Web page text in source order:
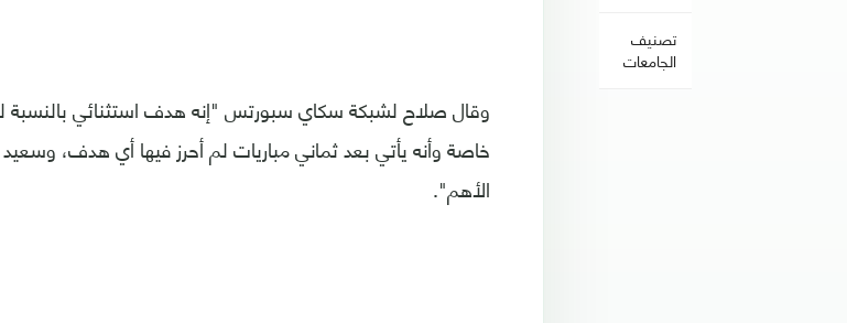
تصنيف
الجامعات
وقال صلاح لشبكة سكاي سبورتس "إنه هدف استثنائي بالنسبة
خاصة وأنه يأتي بعد ثماني مباريات لم أحرز فيها أي هدف،
الأهم".